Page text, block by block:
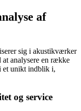
af
sig i akustikværker
analysere en række
et unikt indblik i,
og service